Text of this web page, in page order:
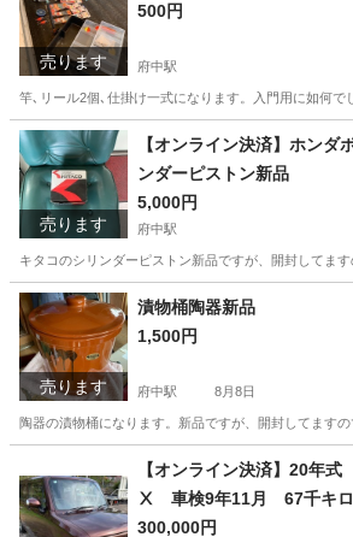
売ります
500円
府中駅
竿､リール2個､仕掛け一式になります。入門用に如何で
広島 府中市 府中駅 マリンスポーツ
売ります
【オンライン決済】ホンダ
ンダーピストン新品
5,000円
府中駅
キタコのシリンダーピストン新品ですが、開封してま
広島 府中市 府中駅 バイク
売ります
漬物桶陶器新品
1,500円
府中駅 8月8日
陶器の漬物桶になります。新品ですが、開封してます
府中駅 調理器具
【オンライン決済】20年
Ⅹ 車検9年11月 67千キロ
300,000円